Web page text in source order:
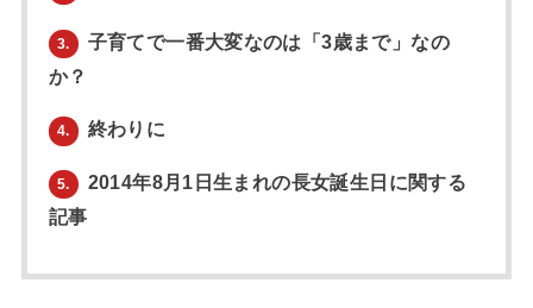
3.
子育てで一番大変なのは「3歳まで」なの
か？
4. 終わりに
5.
2014年8月1日生まれの長女誕生日に関する
記事